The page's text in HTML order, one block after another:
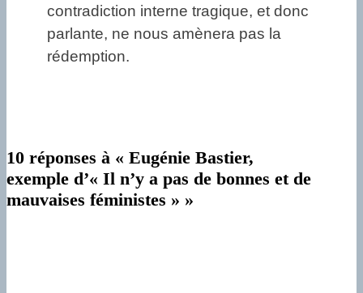
contradiction interne tragique, et donc
parlante, ne nous amènera pas la
rédemption.
10 réponses à « Eugénie Bastier,
exemple d’« Il n’y a pas de bonnes et de
mauvaises féministes » »